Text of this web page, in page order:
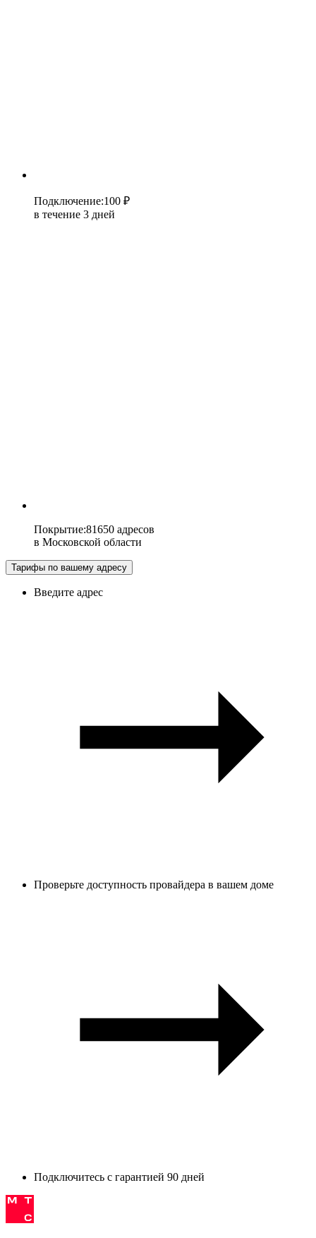
Подключение:100 ₽
в течение 3 дней
Покрытие:81650 адресов
в Московской области
Тарифы по вашему адресу
Введите адрес
Проверьте доступность провайдера в вашем доме
Подключитесь с гарантией 90 дней